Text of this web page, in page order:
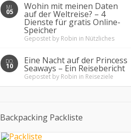
MI.
05
Wohin mit meinen Daten
auf der Weltreise? – 4
Dienste für gratis Online-
Speicher
Gepostet by Robin in Nützliches
DO.
10
Eine Nacht auf der Princess
Seaways – Ein Reisebericht
Gepostet by Robin in Reiseziele
Backpacking Packliste